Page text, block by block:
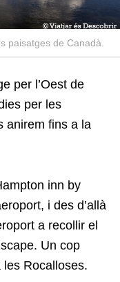
paisatges de Canadà.
per l’Oest de
per les
anirem fins a la
inn by
i des d’allà
a recollir el
Un cop
Rocalloses.